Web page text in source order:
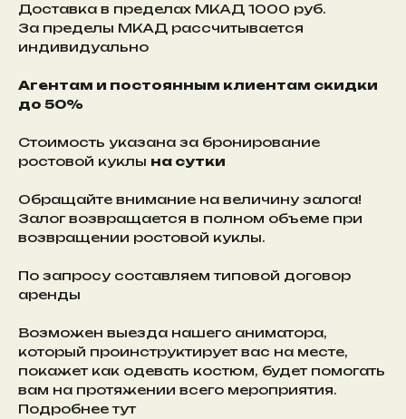
Доставка в пределах МКАД 1000 руб.
За пределы МКАД рассчитывается
индивидуально
Агентам и постоянным клиентам скидки
до 50%
Стоимость указана за бронирование
ростовой куклы на сутки
Обращайте внимание на величину залога!
Залог возвращается в полном объеме при
возвращении ростовой куклы.
По запросу составляем типовой договор
аренды
Возможен выезда нашего аниматора,
который проинструктирует вас на месте,
покажет как одевать костюм, будет помогать
вам на протяжении всего мероприятия.
Подробнее тут